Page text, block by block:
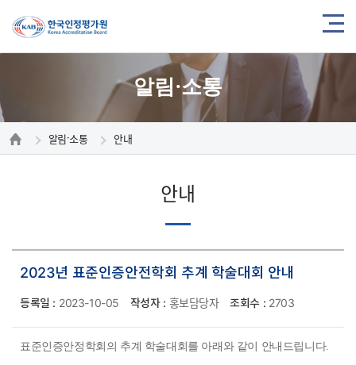
알림·소통
알림·소통 안내
안내
2023년 표준인증안전학회 추계 학술대회 안내
등록일 : 2023-10-05 작성자 : 홍보담당자 조회수 : 2703
표준인증안정학회의 추계 학술대회를 아래와 같이 안내드립니다.